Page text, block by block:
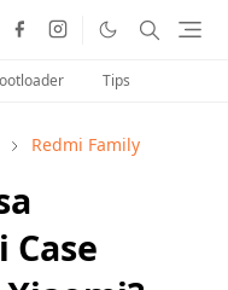
Tips
Redmi Family